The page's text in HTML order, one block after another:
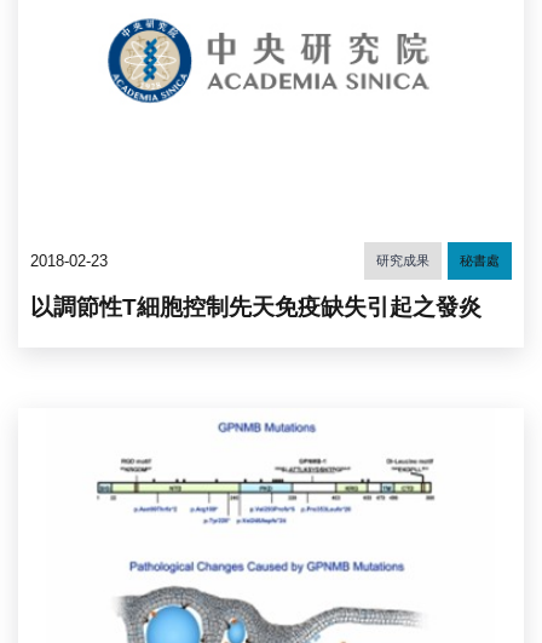
2018-02-23 研究成果 秘書處
以調節性T細胞控制先天免疫缺失引起之發炎